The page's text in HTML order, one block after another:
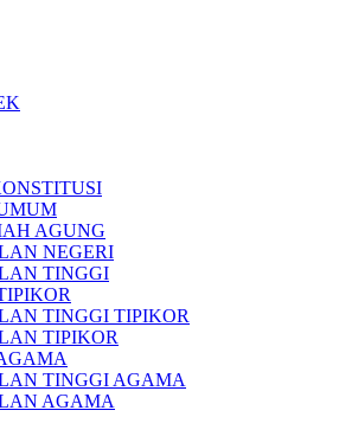
AGUNG
NEGERI
TINGGI
TINGGI TIPIKOR
TIPIKOR
TINGGI AGAMA
AGAMA